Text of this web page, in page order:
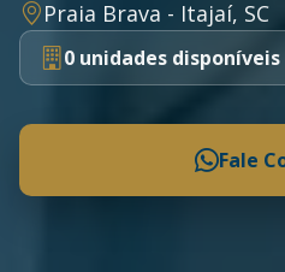
Praia Brava - Itajaí, SC
0 unidades disponíveis
Fale